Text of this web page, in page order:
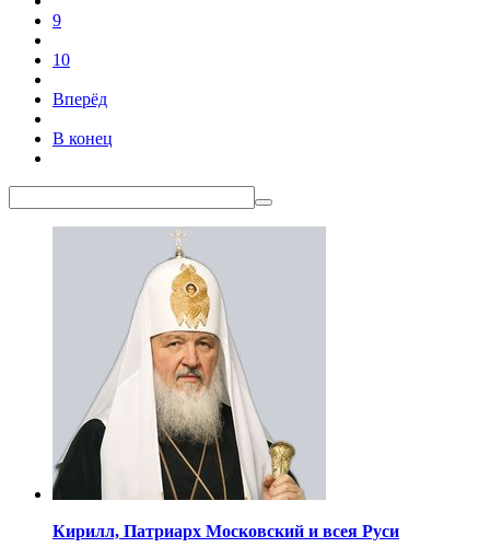
9
10
Вперёд
В конец
Кирилл, Патриарх Московский и всея Руси